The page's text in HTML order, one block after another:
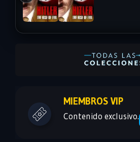
MIEMBROS VIP
Contenido exclusivo.